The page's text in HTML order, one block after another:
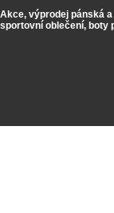
Akce, výprodej pánská
sportovní oblečení, boty